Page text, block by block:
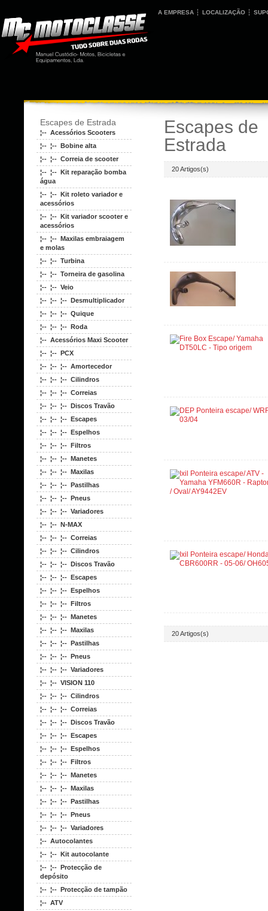
A EMPRESA LOCALIZAÇÃO
Escapes de Estrada
¦-- Acessórios Scooters
¦-- ¦-- Bobine alta
¦-- ¦-- Correia de scooter
¦-- ¦-- Kit reparação bomba
água
¦-- ¦-- Kit roleto variador e
acessórios
¦-- ¦-- Kit variador scooter e
acessórios
¦-- ¦-- Maxilas embraiagem
e molas
¦-- ¦-- Turbina
¦-- ¦-- Torneira de gasolina
¦-- ¦-- Veio
¦-- ¦-- ¦-- Desmultiplicador
¦-- ¦-- ¦-- Quique
¦-- ¦-- ¦-- Roda
¦-- Acessórios Maxi Scooter
¦-- ¦-- PCX
¦-- ¦-- ¦-- Amortecedor
¦-- ¦-- ¦-- Cilindros
¦-- ¦-- ¦-- Correias
¦-- ¦-- ¦-- Discos Travão
¦-- ¦-- ¦-- Escapes
¦-- ¦-- ¦-- Espelhos
¦-- ¦-- ¦-- Filtros
¦-- ¦-- ¦-- Manetes
¦-- ¦-- ¦-- Maxilas
¦-- ¦-- ¦-- Pastilhas
¦-- ¦-- ¦-- Pneus
¦-- ¦-- ¦-- Variadores
¦-- ¦-- N-MAX
¦-- ¦-- ¦-- Correias
¦-- ¦-- ¦-- Cilindros
¦-- ¦-- ¦-- Discos Travão
¦-- ¦-- ¦-- Escapes
¦-- ¦-- ¦-- Espelhos
¦-- ¦-- ¦-- Filtros
¦-- ¦-- ¦-- Manetes
¦-- ¦-- ¦-- Maxilas
¦-- ¦-- ¦-- Pastilhas
¦-- ¦-- ¦-- Pneus
¦-- ¦-- ¦-- Variadores
¦-- ¦-- VISION 110
¦-- ¦-- ¦-- Cilindros
¦-- ¦-- ¦-- Correias
¦-- ¦-- ¦-- Discos Travão
¦-- ¦-- ¦-- Escapes
¦-- ¦-- ¦-- Espelhos
¦-- ¦-- ¦-- Filtros
¦-- ¦-- ¦-- Manetes
¦-- ¦-- ¦-- Maxilas
¦-- ¦-- ¦-- Pastilhas
¦-- ¦-- ¦-- Pneus
¦-- ¦-- ¦-- Variadores
¦-- Autocolantes
¦-- ¦-- Kit autocolante
¦-- ¦-- Protecção de
depósito
¦-- ¦-- Protecção de tampão
¦-- ATV
Escapes de
Estrada
20 Artigos(s)
20 Artigos(s)